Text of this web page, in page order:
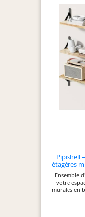
Pipishell
étagères
Murale,
Ferme
Ensemble
votre
murales en
grandes
moyennes
(29 cm P x